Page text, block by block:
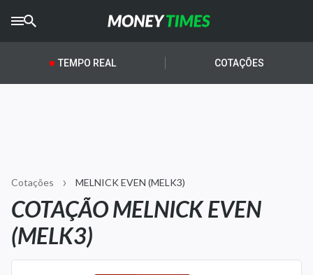
CRYPTOTIMES
AGROTIMES
Newsletters
Money Trader
TEMPO REAL COTAÇÕES
Cotações MELNICK EVEN (MELK3)
COTAÇÃO MELNICK EVEN
(MELK3)